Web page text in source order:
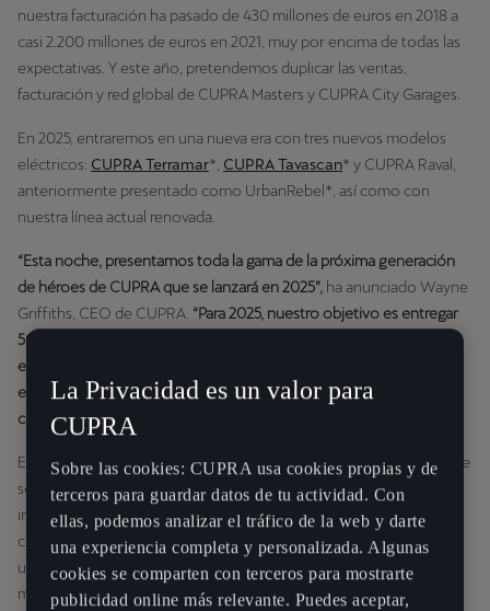
nuestra facturación ha pasado de 430 millones de euros en 2018 a
casi 2.200 millones de euros en 2021, muy por encima de todas las
expectativas. Y este año, pretendemos duplicar las ventas,
facturación y red global de CUPRA Masters y CUPRA City Garages.
En 2025, entraremos en una nueva era con tres nuevos modelos
eléctricos: CUPRA Terramar*, CUPRA Tavascan* y CUPRA Raval,
anteriormente presentado como UrbanRebel*, así como con
nuestra línea actual renovada.
“Esta noche, presentamos toda la gama de la próxima generación
de héroes de CUPRA que se lanzará en 2025”, ha anunciado Wayne
Griffiths, CEO de CUPRA. “Para 2025, nuestro objetivo es entregar
500.000 automóviles por año y seguir adelante con nuestra
expansión internacional hacia nuevos mercados, así como entrar
en nuevos segmentos. Para conseguirlo, son las personas las que
cuentan. Porque al final, son las personas las que hacen la marca”.
El evento Impulso Imparable tuvo lugar en Terramar (Sitges), donde
se reunieron medios internacionales, representantes
institucionales, socios colaboradores y embajadores de CUPRA
como la ganadora del Balón de Oro Alexia Putellas. También se
unieron al evento representantes del Grupo Volkswagen, así como
miembros de las familias Piëch y Porsche.
La Privacidad es un valor para
CUPRA
Sobre las cookies: CUPRA usa cookies propias y de
terceros para guardar datos de tu actividad. Con
ellas, podemos analizar el tráfico de la web y darte
una experiencia completa y personalizada. Algunas
cookies se comparten con terceros para mostrarte
publicidad online más relevante. Puedes aceptar,